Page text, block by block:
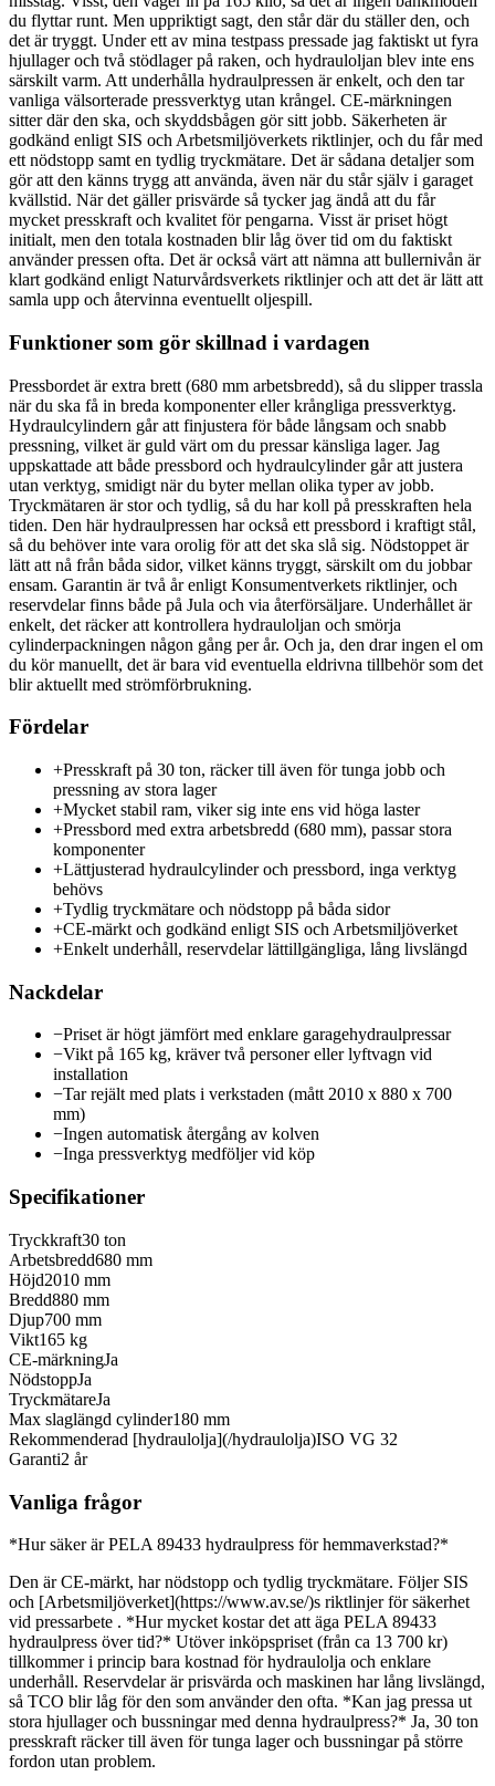
du flyttar runt. Men uppriktigt sagt, den står där du ställer den, och
det är tryggt. Under ett av mina testpass pressade jag faktiskt ut fyra
hjullager och två stödlager på raken, och hydrauloljan blev inte ens
särskilt varm. Att underhålla hydraulpressen är enkelt, och den tar
vanliga välsorterade pressverktyg utan krångel. CE-märkningen
sitter där den ska, och skyddsbågen gör sitt jobb. Säkerheten är
godkänd enligt SIS och Arbetsmiljöverkets riktlinjer, och du får med
ett nödstopp samt en tydlig tryckmätare. Det är sådana detaljer som
gör att den känns trygg att använda, även när du står själv i garaget
kvällstid. När det gäller prisvärde så tycker jag ändå att du får
mycket presskraft och kvalitet för pengarna. Visst är priset högt
initialt, men den totala kostnaden blir låg över tid om du faktiskt
använder pressen ofta. Det är också värt att nämna att bullernivån är
klart godkänd enligt Naturvårdsverkets riktlinjer och att det är lätt att
samla upp och återvinna eventuellt oljespill.
Funktioner som gör skillnad i vardagen
Pressbordet är extra brett (680 mm arbetsbredd), så du slipper trassla
när du ska få in breda komponenter eller krångliga pressverktyg.
Hydraulcylindern går att finjustera för både långsam och snabb
pressning, vilket är guld värt om du pressar känsliga lager. Jag
uppskattade att både pressbord och hydraulcylinder går att justera
utan verktyg, smidigt när du byter mellan olika typer av jobb.
Tryckmätaren är stor och tydlig, så du har koll på presskraften hela
tiden. Den här hydraulpressen har också ett pressbord i kraftigt stål,
så du behöver inte vara orolig för att det ska slå sig. Nödstoppet är
lätt att nå från båda sidor, vilket känns tryggt, särskilt om du jobbar
ensam. Garantin är två år enligt Konsumentverkets riktlinjer, och
reservdelar finns både på Jula och via återförsäljare. Underhållet är
enkelt, det räcker att kontrollera hydrauloljan och smörja
cylinderpackningen någon gång per år. Och ja, den drar ingen el om
du kör manuellt, det är bara vid eventuella eldrivna tillbehör som det
blir aktuellt med strömförbrukning.
Fördelar
+Presskraft på 30 ton, räcker till även för tunga jobb och
pressning av stora lager
+Mycket stabil ram, viker sig inte ens vid höga laster
+Pressbord med extra arbetsbredd (680 mm), passar stora
komponenter
+Lättjusterad hydraulcylinder och pressbord, inga verktyg
behövs
+Tydlig tryckmätare och nödstopp på båda sidor
+CE-märkt och godkänd enligt SIS och Arbetsmiljöverket
+Enkelt underhåll, reservdelar lättillgängliga, lång livslängd
Nackdelar
−Priset är högt jämfört med enklare garagehydraulpressar
−Vikt på 165 kg, kräver två personer eller lyftvagn vid
installation
−Tar rejält med plats i verkstaden (mått 2010 x 880 x 700
mm)
−Ingen automatisk återgång av kolven
−Inga pressverktyg medföljer vid köp
Specifikationer
Tryckkraft30 ton
Arbetsbredd680 mm
Höjd2010 mm
Bredd880 mm
Djup700 mm
Vikt165 kg
CE-märkningJa
NödstoppJa
TryckmätareJa
Max slaglängd cylinder180 mm
Rekommenderad [hydraulolja](/hydraulolja)ISO VG 32
Garanti2 år
Vanliga frågor
*Hur säker är PELA 89433 hydraulpress för hemmaverkstad?*
Den är CE-märkt, har nödstopp och tydlig tryckmätare. Följer SIS
och [Arbetsmiljöverket](https://www.av.se/)s riktlinjer för säkerhet
vid pressarbete . *Hur mycket kostar det att äga PELA 89433
hydraulpress över tid?* Utöver inköpspriset (från ca 13 700 kr)
tillkommer i princip bara kostnad för hydraulolja och enklare
underhåll. Reservdelar är prisvärda och maskinen har lång livslängd,
så TCO blir låg för den som använder den ofta. *Kan jag pressa ut
stora hjullager och bussningar med denna hydraulpress?* Ja, 30 ton
presskraft räcker till även för tunga lager och bussningar på större
fordon utan problem.